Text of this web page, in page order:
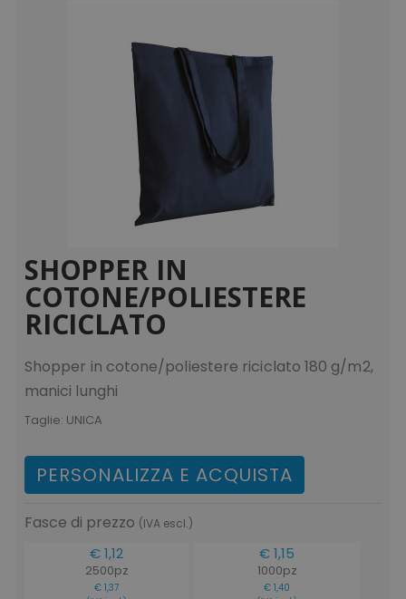
SHOPPER IN
COTONE/POLIESTERE
RICICLATO
Shopper in cotone/poliestere riciclato 180 g/m2,
manici lunghi
Taglie: UNICA
PERSONALIZZA E ACQUISTA
Fasce di prezzo (IVA escl.)
€ 1,12
2500pz
€ 1,37
€ 1,15
1000pz
€ 1,40